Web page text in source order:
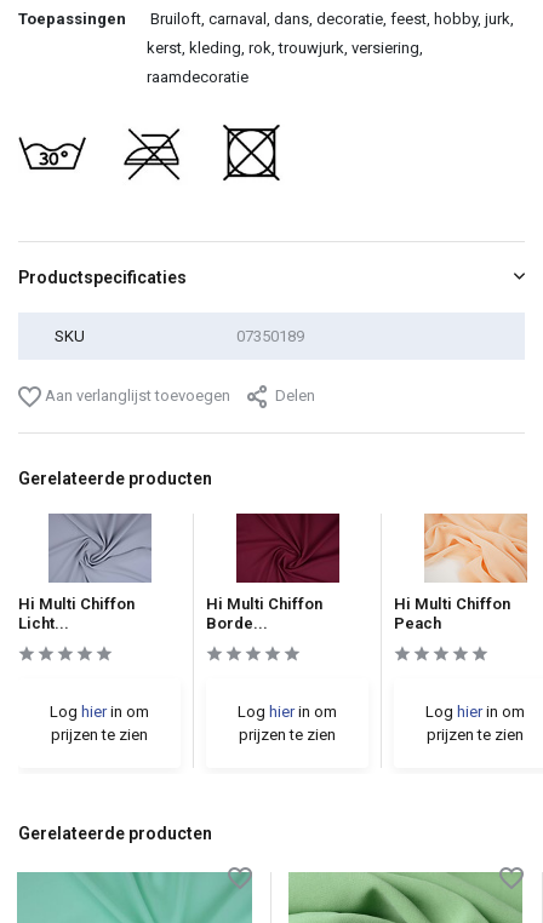
Toepassingen
Bruiloft, carnaval, dans, decoratie, feest, hobby, jurk,
kerst, kleding, rok, trouwjurk, versiering,
raamdecoratie
Productspecificaties
SKU 07350189
Aan verlanglijst toevoegen Delen
Gerelateerde producten
Hi Multi Chiffon
Licht...
Log hierin om
prijzen te zien
Hi Multi Chiffon
Borde...
Log hierin om
prijzen te zien
Hi Multi Chiffon
Peach
Log hierin om
prijzen te zien
Gerelateerde producten